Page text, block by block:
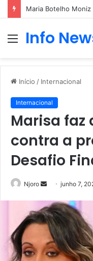
Maria Botelho Moniz
Menu
Info
Início / Internacional
Internacional
Marisa faz
contra a
Desafio
Njoro
Mande
e-
mail
junho 7,